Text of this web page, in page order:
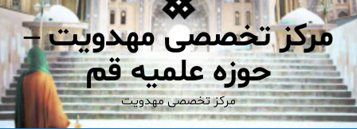
مرکز تخصصی مهدویت –
حوزه علمیه قم
مرکز تخصصی مهدویت